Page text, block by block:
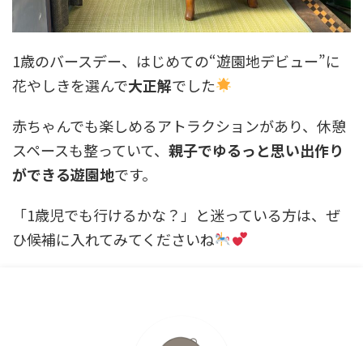
1歳のバースデー、はじめての“遊園地デビュー”に
花やしきを選んで大正解でした
赤ちゃんでも楽しめるアトラクションがあり、休憩
スペースも整っていて、 親子でゆるっと思い出作り
ができる遊園地です。
「1歳児でも行けるかな？」と迷っている方は、ぜ
ひ候補に入れてみてくださいね